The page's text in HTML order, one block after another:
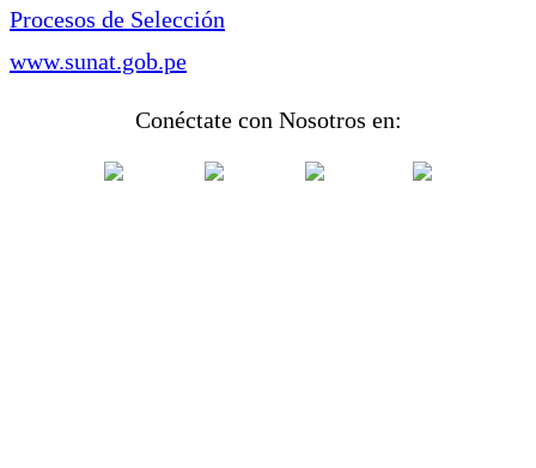
Procesos de Selección
www.sunat.gob.pe
Conéctate con Nosotros en: